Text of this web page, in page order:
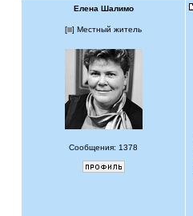
Елена Шалимо
[ ] Местный житель
Сообщения: 1378